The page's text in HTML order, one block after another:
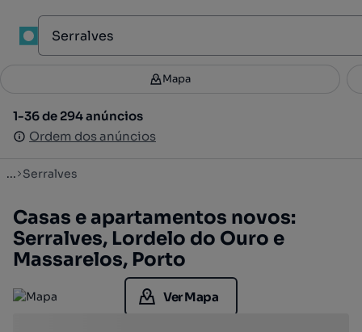
Filtros 2
1-36 de 294 anúncios
Ordem dos anúncios
Mapa
1-36 de 294 anúncios
Ordem dos anúncios
... Serralves
Casas e apartamentos novos:
Serralves, Lordelo do Ouro e
Massarelos, Porto
Ver Mapa